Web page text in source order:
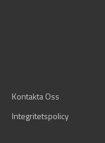
Kontakta Oss
Integritetspolicy